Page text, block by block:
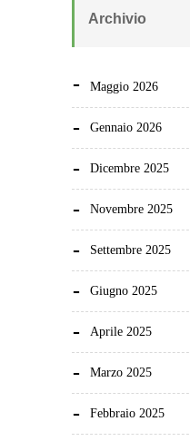
Archivio
Maggio 2026
Gennaio 2026
Dicembre 2025
Novembre 2025
Settembre 2025
Giugno 2025
Aprile 2025
Marzo 2025
Febbraio 2025